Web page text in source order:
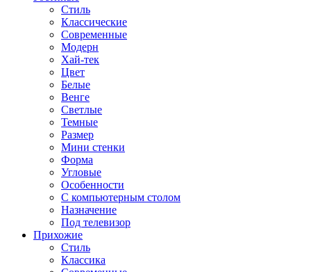
Стиль
Классические
Современные
Модерн
Хай-тек
Цвет
Белые
Венге
Светлые
Темные
Размер
Мини стенки
Форма
Угловые
Особенности
С компьютерным столом
Назначение
Под телевизор
Прихожие
Стиль
Классика